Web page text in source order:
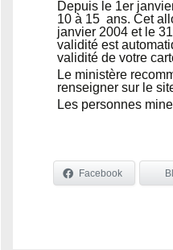
Depuis le 1er
10 à 15 ans. Cet
janvier 2004 et le
validité est
validité de votre
Le ministère
renseigner sur le
Les personnes
Facebook